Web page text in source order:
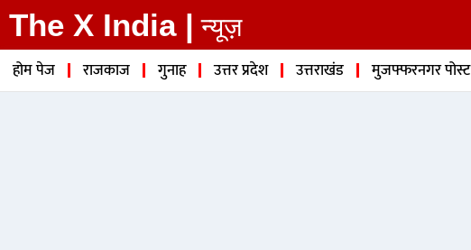
The X India | न्यूज़
होम पेज राजकाज गुनाह उत्तर प्रदेश उत्तराखंड मुजफ्फरनगर पोस्ट